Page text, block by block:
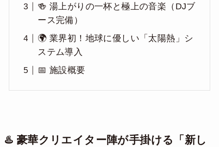
🍻 湯上がりの一杯と極上の音楽（DJブ
ース完備）
🌍 業界初！地球に優しい「太陽熱」シ
ステム導入
📅 施設概要
♨️ 豪華クリエイター陣が手掛ける「新し